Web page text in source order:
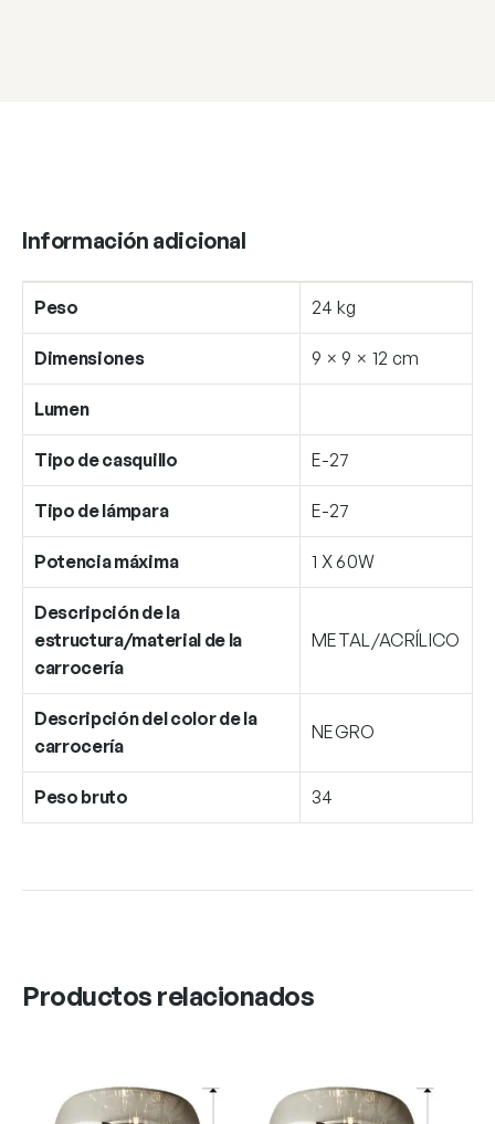
Información adicional
Peso 24 kg
Dimensiones 9 × 9 × 12 cm
Lumen
Tipo de casquillo E-27
Tipo de lámpara E-27
Potencia máxima 1 X 60W
Descripción de la
estructura/material de la
carrocería
METAL/ACRÍLICO
Descripción del color de la
carrocería
NEGRO
Peso bruto 34
Productos relacionados